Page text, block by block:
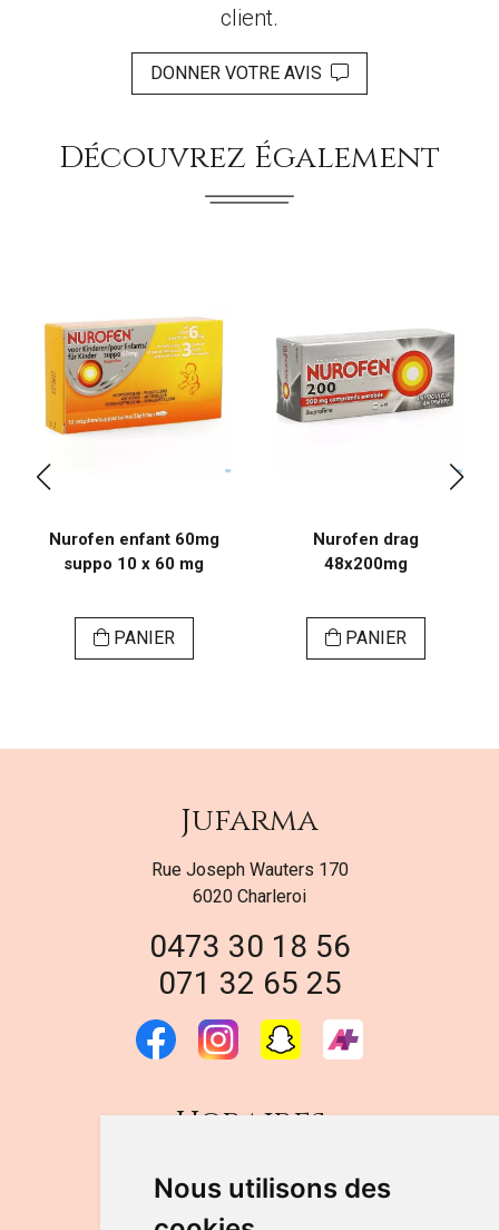
Nous utilisons des
client.
DONNER VOTRE AVIS
Découvrez Également
Nurofen enfant 60mg
suppo 10 x 60 mg
PANIER
Nurofen drag
48x200mg
PANIER
Jufarma
Rue Joseph Wauters 170
6020 Charleroi
0473 30 18 56
071 32 65 25
Horaires
DU LUNDI AU VENDREDI
de 9h à 12h30 et de 14h à 18h